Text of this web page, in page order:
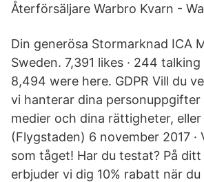
Återförsäljare Warbro Kvarn -
Din generösa Stormarknad ICA
Sweden. 7,391 likes · 244 talking
8,494 were here. GDPR Vill du
vi hanterar dina personuppgifter
medier och dina rättigheter, eller
(Flygstaden) 6 november 2017 ·
som tåget! Har du testat? På
erbjuder vi dig 10% rabatt när